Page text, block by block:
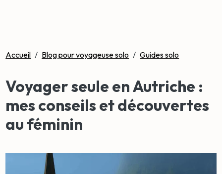
Accueil / Blog pour voyageuse solo / Guides solo
Voyager seule en Autriche :
mes conseils et découvertes
au féminin